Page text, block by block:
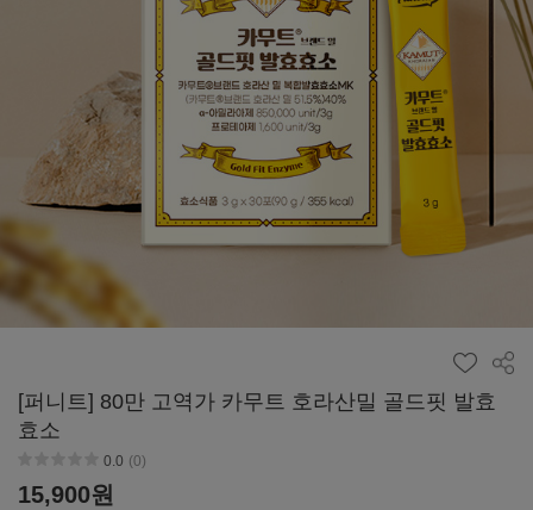
공유
[퍼니트] 80만 고역가 카무트 호라산밀 골드핏 발효
효소
0.0 (0)
15,900원